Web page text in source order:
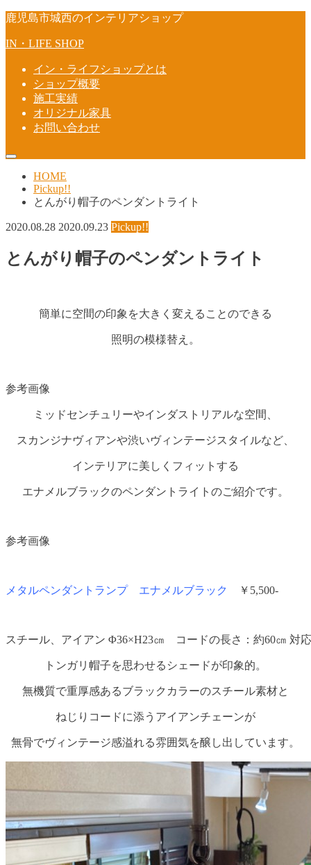
鹿児島市城西のインテリアショップ
IN・LIFE SHOP
イン・ライフショップとは
ショップ概要
施工実績
オリジナル家具
お問い合わせ
HOME
Pickup!!
とんがり帽子のペンダントライト
2020.08.28 2020.09.23 Pickup!!
とんがり帽子のペンダントライト
簡単に空間の印象を大きく変えることのできる
照明の模様替え。
参考画像
ミッドセンチュリーやインダストリアルな空間、
スカンジナヴィアンや渋いヴィンテージスタイルなど、
インテリアに美しくフィットする
エナメルブラックのペンダントライトのご紹介です。
参考画像
メタルペンダントランプ エナメルブラック ￥5,500-
スチール、アイアン Φ36×H23㎝ コードの長さ：約60㎝ 対
トンガリ帽子を思わせるシェードが印象的。
無機質で重厚感あるブラックカラーのスチール素材と
ねじりコードに添うアイアンチェーンが
無骨でヴィンテージ感溢れる雰囲気を醸し出しています。